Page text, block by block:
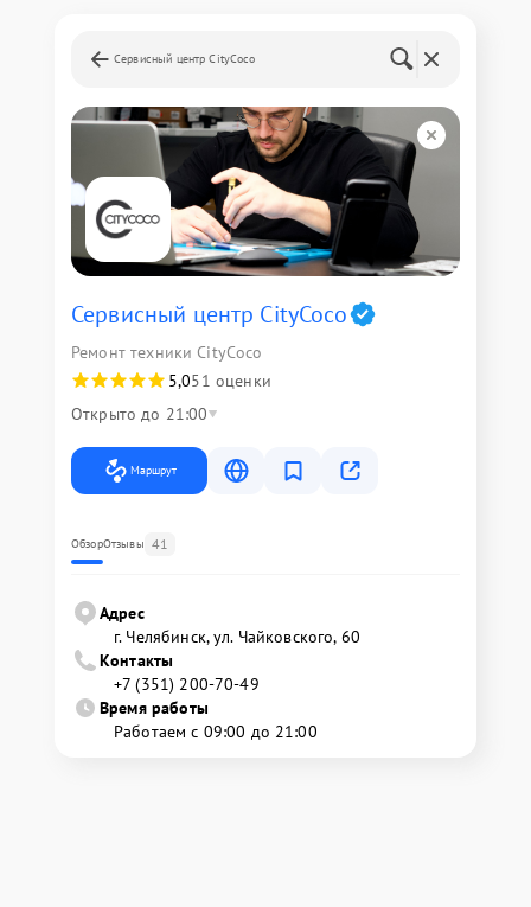
Сервисный центр CityCoco
Сервисный центр CityCoco
Ремонт техники CityCoco
5,051 оценки
Открыто до 21:00
Маршрут
ОбзорОтзывы 41
Адрес
г. Челябинск, ул. Чайковского, 60
Контакты
+7 (351) 200-70-49
Время работы
Работаем с 09:00 до 21:00